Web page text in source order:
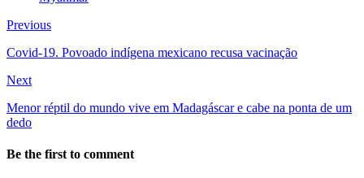
Previous
Covid-19. Povoado indígena mexicano recusa vacinação
Next
Menor réptil do mundo vive em Madagáscar e cabe na ponta de um
dedo
Be the first to comment